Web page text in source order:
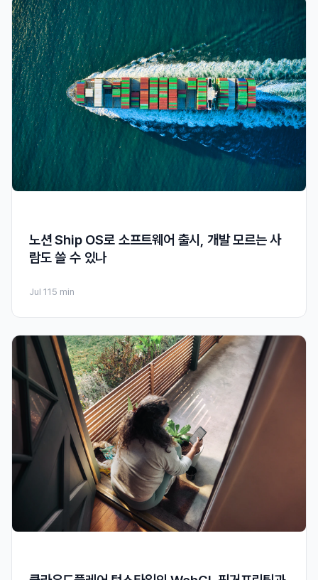
노션 Ship OS로 소프트웨어 출시, 개발 모르는 사
람도 쓸 수 있나
Jul 11 5 min